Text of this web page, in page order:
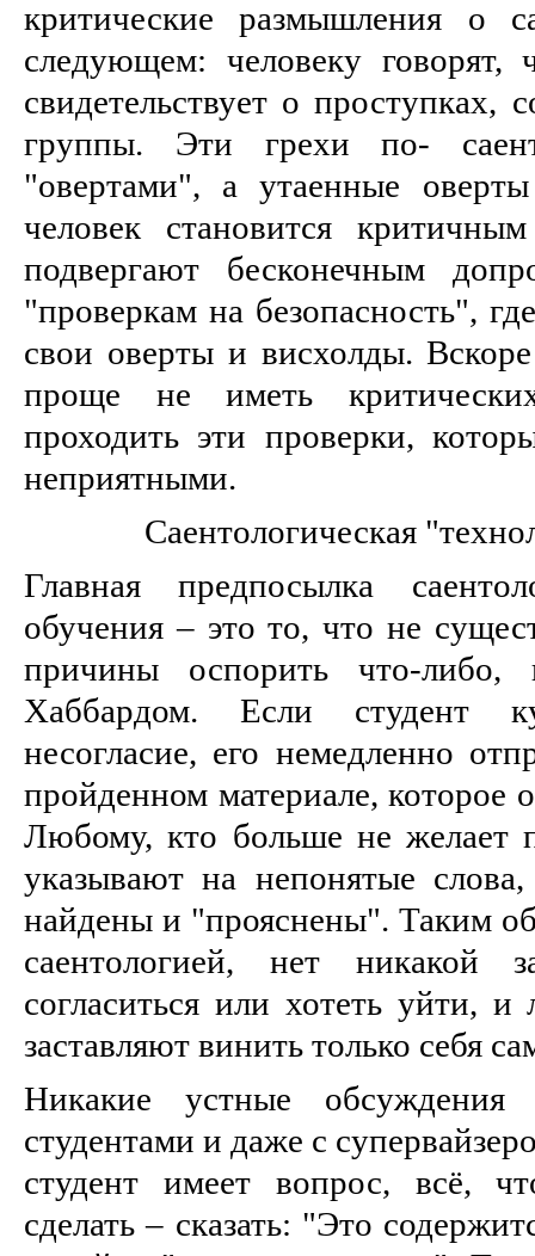
критические размышления о
следующем: человеку говорят,
свидетельствует о
группы. Эти грехи по-
"овертами", а утаенные
человек становится
подвергают бесконечным
"проверкам на безопасность",
свои оверты и висхолды. Вскоре
проще не иметь
проходить эти проверки,
неприятными.
Саентологическая
Главная предпосылка
обучения – это то, что не
причины оспорить что-
Хаббардом. Если студент
несогласие, его немедленно
пройденном материале, которое
Любому, кто больше не желает
указывают на непонятые
найдены и "прояснены". Таким
саентологией, нет никакой
согласиться или хотеть уйти, и
заставляют винить только себя
Никакие устные обсуждения
студентами и даже с
студент имеет вопрос, всё,
сделать – сказать: "Это